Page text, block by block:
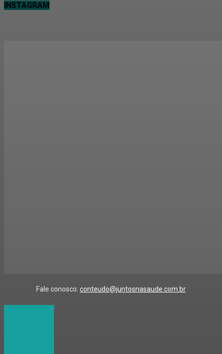
INSTAGRAM
Fale conosco: conteudo@juntosnasaude.com.br